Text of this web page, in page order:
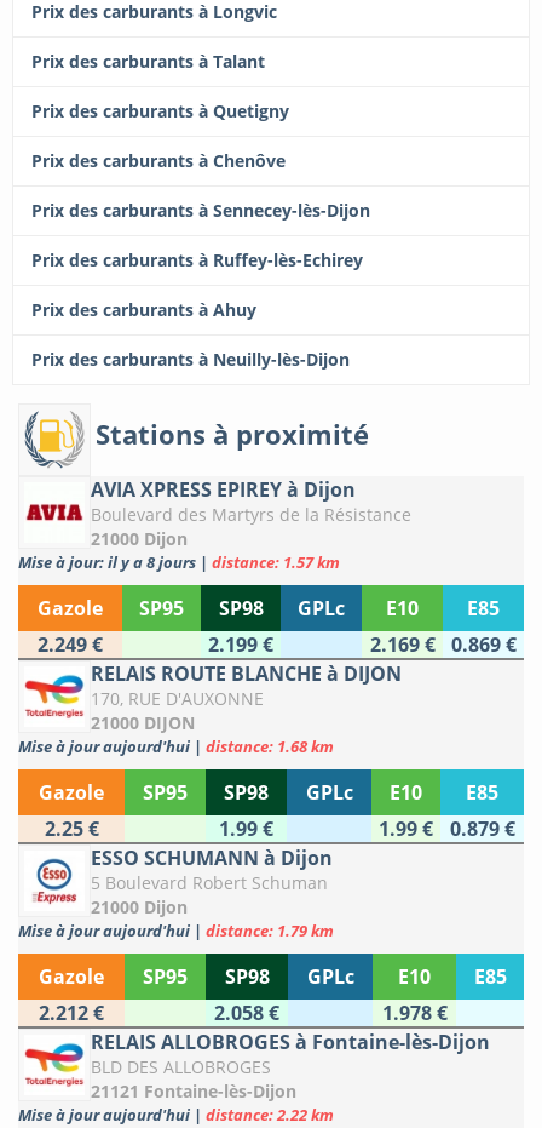
Prix des carburants à Longvic
Prix des carburants à Talant
Prix des carburants à Quetigny
Prix des carburants à Chenôve
Prix des carburants à Sennecey-lès-Dijon
Prix des carburants à Ruffey-lès-Echirey
Prix des carburants à Ahuy
Prix des carburants à Neuilly-lès-Dijon
Stations à proximité
AVIA XPRESS EPIREY à Dijon
Boulevard des Martyrs de la Résistance
21000 Dijon
Mise à jour: il y a 8 jours | distance: 1.57 km
Gazole SP95 SP98 GPLc E10
E85
2.249 €
2.199 € 2.169 €
0.869 €
RELAIS ROUTE BLANCHE à DIJON
170, RUE D'AUXONNE
21000 DIJON
Mise à jour aujourd'hui | distance: 1.68 km
Gazole SP95 SP98 GPLc E10
E85
2.25 €
1.99 € 1.99 €
0.879 €
ESSO SCHUMANN à Dijon
5 Boulevard Robert Schuman
21000 Dijon
Mise à jour aujourd'hui | distance: 1.79 km
Gazole SP95 SP98 GPLc E10
E85
2.212 €
2.058 €
1.978 €
RELAIS ALLOBROGES à Fontaine-lès-Dijon
BLD DES ALLOBROGES
21121 Fontaine-lès-Dijon
Mise à jour aujourd'hui | distance: 2.22 km